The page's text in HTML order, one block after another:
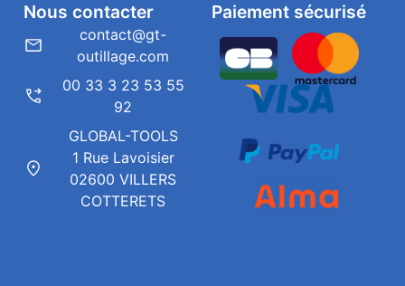
Paiement sécurisé
Nous contacter
contact@gt-
outillage.com
00 33 3 23 53 55
92
GLOBAL-TOOLS
1 Rue Lavoisier
02600 VILLERS
COTTERETS